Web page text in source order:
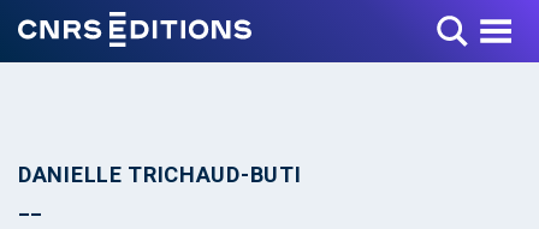
Toggle Menu
DANIELLE TRICHAUD-BUTI